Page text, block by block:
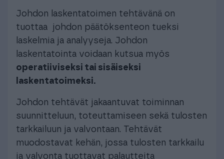
Johdon laskentatoimen tehtävänä on
tuottaa johdon päätöksenteon tueksi
laskelmia ja analyyseja. Johdon
laskentatointa voidaan kutsua myös
operatiiviseksi tai sisäiseksi
laskentatoimeksi.
Johdon tehtävät jakaantuvat toiminnan
suunnitteluun, toteuttamiseen sekä tulosten
tarkkailuun ja valvontaan. Tehtävät
muodostavat kehän, jossa tulosten tarkkailu
ja valvonta tuottavat palautteita